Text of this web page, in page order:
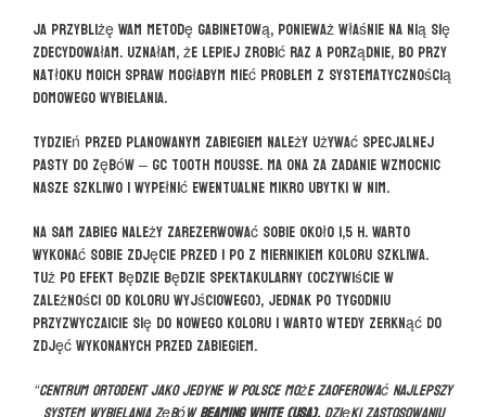
Ja przybliżę Wam metodę gabinetową, ponieważ właśnie na nią się
zdecydowałam. Uznałam, że lepiej zrobić raz a porządnie, bo przy
natłoku moich spraw mogłabym mieć problem z systematycznością
domowego wybielania.
Tydzień przed planowanym zabiegiem należy używać specjalnej
pasty do zębów – GC Tooth Mousse. Ma ona za zadanie wzmocnic
nasze szkliwo i wypełnić ewentualne mikro ubytki w nim.
Na sam zabieg należy zarezerwować sobie około 1,5 h. Warto
wykonać sobie zdjęcie przed i po z miernikiem koloru szkliwa.
Tuż po efekt będzie będzie spektakularny (oczywiście w
zależności od koloru wyjściowego), jednak po tygodniu
przyzwyczaicie się do nowego koloru i warto wtedy zerknąć do
zdjęć wykonanych przed zabiegiem.
“Centrum OrtoDent jako jedyne w Polsce może zaoferować najlepszy